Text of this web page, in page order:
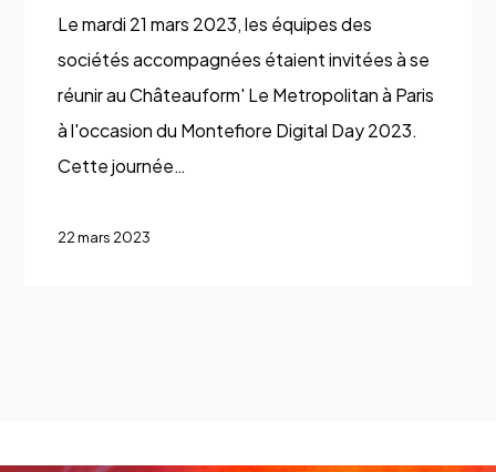
Metropolitan
Le mardi 21 mars 2023, les équipes des
sociétés accompagnées étaient invitées à se
réunir au Châteauform' Le Metropolitan à Paris
à l'occasion du Montefiore Digital Day 2023.
Cette journée…
22 mars 2023